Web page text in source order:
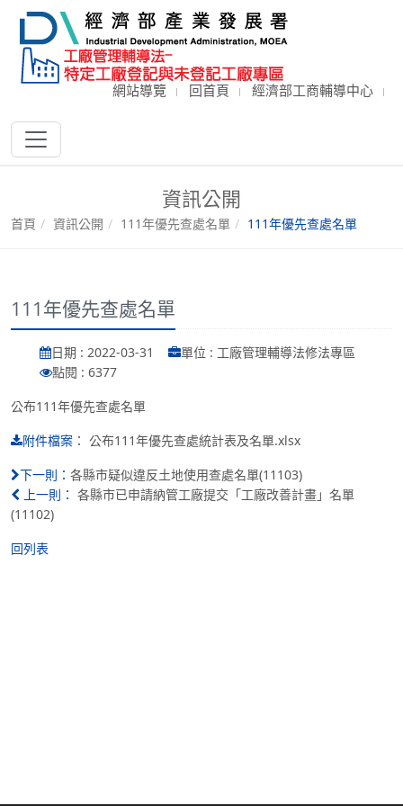
網站導覽 回首頁 經濟部工商輔導中心
資訊公開
首頁 資訊公開 111年優先查處名單 111年優先查處名單
111年優先查處名單
日期 : 2022-03-31
單位 : 工廠管理輔導法修法專區
點閱 : 6377
公布111年優先查處名單
附件檔案 ： 公布111年優先查處統計表及名單.xlsx
下一則： 各縣市疑似違反土地使用查處名單(11103)
上一則：
各縣市已申請納管工廠提交「工廠改善計畫」名單
(11102)
回列表